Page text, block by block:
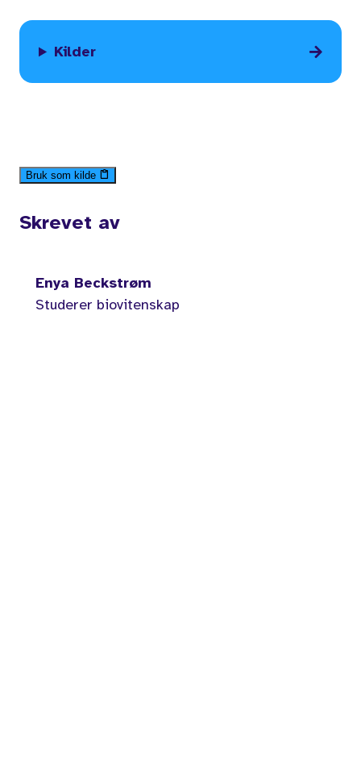
Kilder
Bruk som kilde
Skrevet av
Enya Beckstrøm
Studerer biovitenskap